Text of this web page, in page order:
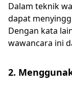
Dalam teknik
dapat
Dengan kata
wawancara ini
2.